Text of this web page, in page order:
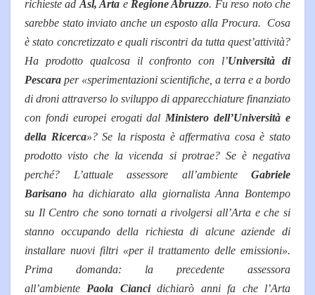
richieste ad Asl, Arta e Regione Abruzzo. Fu reso noto che
sarebbe stato inviato anche un esposto alla Procura.
Cosa
è stato concretizzato e quali riscontri da tutta quest’attività?
Ha prodotto qualcosa il confronto con l’Università di
Pescara per «sperimentazioni scientifiche, a terra e a bordo
di droni attraverso lo sviluppo di apparecchiature finanziato
con fondi europei erogati dal Ministero dell’Università e
della Ricerca»? Se la risposta è affermativa cosa è stato
prodotto visto che la vicenda si protrae? Se è negativa
perché? L’attuale assessore all’ambiente Gabriele
Barisano ha dichiarato alla giornalista Anna Bontempo
su Il Centro che sono tornati a rivolgersi all’Arta e che si
stanno occupando della richiesta di alcune aziende di
installare nuovi filtri «per il trattamento delle emissioni».
Prima domanda: la precedente assessora
all’ambiente Paola Ciancidichiarò anni fa che l’Arta